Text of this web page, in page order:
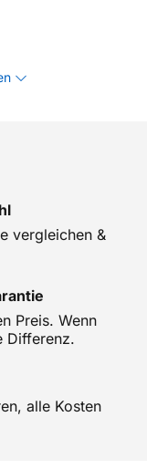
vergleichen &
Preis. Wenn
Differenz.
alle Kosten